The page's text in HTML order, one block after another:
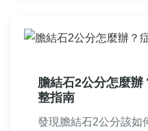
膽結石2公分怎麼
整指南
發現膽結石2公分該如